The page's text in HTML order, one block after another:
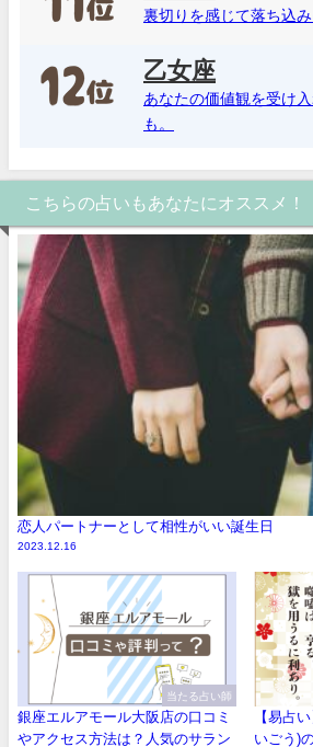
裏切りを感じて落ち込み
乙女座
あなたの価値観を受け
も。
こちらの占いもあなたにオススメ！
恋人パートナーとして相性がいい誕生日
2023.12.16
当たる占い師
銀座エルアモール大阪店の口コミ
やアクセス方法は？人気のサラン
【易占
いごう)